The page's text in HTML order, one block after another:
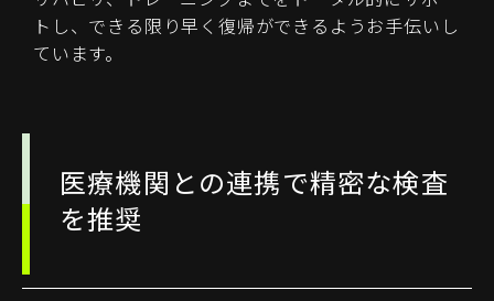
トし、できる限り早く復帰ができるようお手伝いし
ています。
医療機関との連携で精密な検査
を推奨